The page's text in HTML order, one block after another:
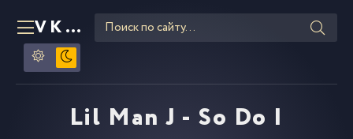
VKLIPE RU
Lil Man J - So Do I